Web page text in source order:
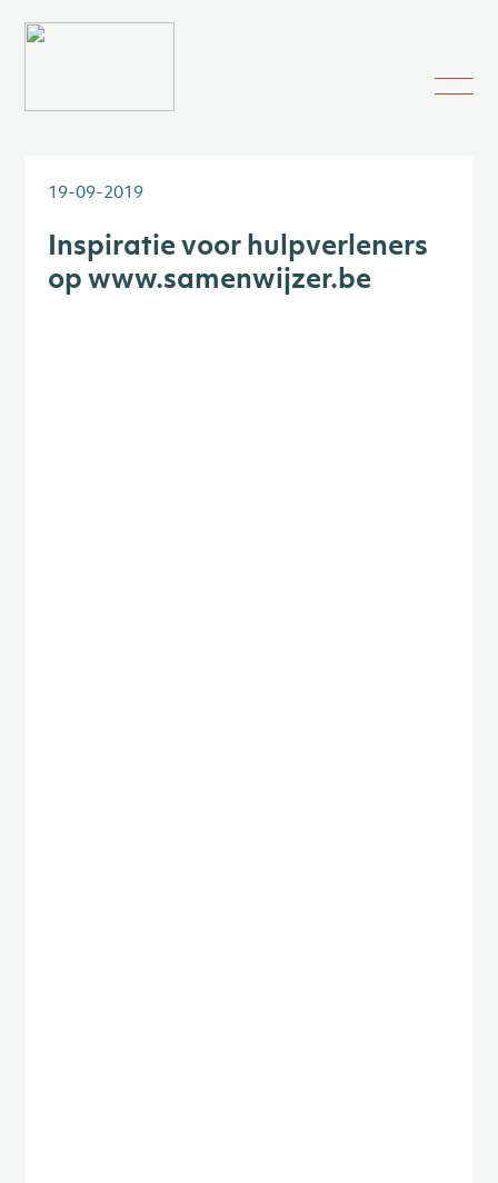
19-09-2019
Inspiratie voor hulpverleners
op www.samenwijzer.be